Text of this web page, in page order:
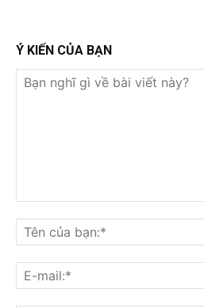
Ý KIẾN CỦA BẠN
nghĩ
gì
về
bài
viết